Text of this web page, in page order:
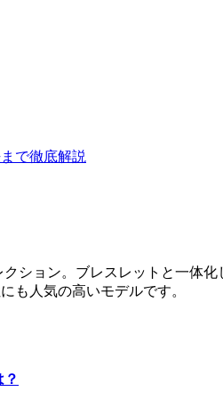
で徹底解説
ション。ブレスレットと一体
も人気の高いモデルです。